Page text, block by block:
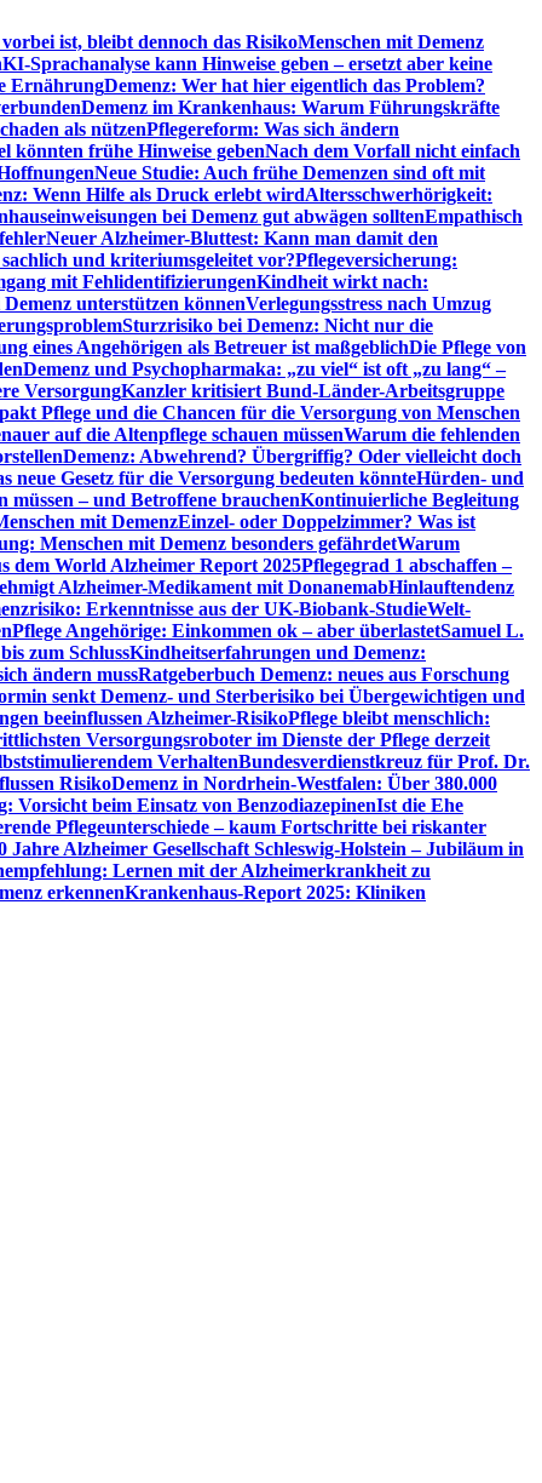
ist, bleibt dennoch das RisikoMenschen mit Demenz
KI-Sprachanalyse kann Hinweise geben – ersetzt aber keine
ErnährungDemenz: Wer hat hier eigentlich das Problem?
Demenz im Krankenhaus: Warum Führungskräfte
als nützenPflegereform: Was sich ändern
könnten frühe Hinweise gebenNach dem Vorfall nicht einfach
Neue Studie: Auch frühe Demenzen sind oft mit
Wenn Hilfe als Druck erlebt wirdAltersschwerhörigkeit:
bei Demenz gut abwägen solltenEmpathisch
Neuer Alzheimer-Bluttest: Kann man damit den
und kriteriumsgeleitet vor?Pflegeversicherung:
mit FehlidentifizierungenKindheit wirkt nach:
unterstützen könnenVerlegungsstress nach Umzug
Sturzrisiko bei Demenz: Nicht nur die
eines Angehörigen als Betreuer ist maßgeblichDie Pflege von
Demenz und Psychopharmaka: „zu viel“ ist oft „zu lang“ –
VersorgungKanzler kritisiert Bund-Länder-Arbeitsgruppe
Pflege und die Chancen für die Versorgung von Menschen
auf die Altenpflege schauen müssenWarum die fehlenden
Demenz: Abwehrend? Übergriffig? Oder vielleicht doch
neue Gesetz für die Versorgung bedeuten könnteHürden- und
– und Betroffene brauchenKontinuierliche Begleitung
mit DemenzEinzel- oder Doppelzimmer? Was ist
Menschen mit Demenz besonders gefährdetWarum
dem World Alzheimer Report 2025Pflegegrad 1 abschaffen –
Alzheimer-Medikament mit DonanemabHinlauftendenz
Erkenntnisse aus der UK-Biobank-StudieWelt-
Pflege Angehörige: Einkommen ok – aber überlastetSamuel L.
zum SchlussKindheitserfahrungen und Demenz:
ändern mussRatgeberbuch Demenz: neues aus Forschung
senkt Demenz- und Sterberisiko bei Übergewichtigen und
beeinflussen Alzheimer-RisikoPflege bleibt menschlich:
Versorgungsroboter im Dienste der Pflege derzeit
VerhaltenBundesverdienstkreuz für Prof. Dr.
RisikoDemenz in Nordrhein-Westfalen: Über 380.000
Vorsicht beim Einsatz von BenzodiazepinenIst die Ehe
Pflegeunterschiede – kaum Fortschritte bei riskanter
Jahre Alzheimer Gesellschaft Schleswig-Holstein – Jubiläum in
Lernen mit der Alzheimerkrankheit zu
erkennenKrankenhaus-Report 2025: Kliniken